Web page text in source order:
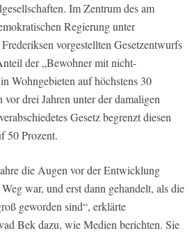
Im Zentrum des am
Regierung unter
vorgestellten Gesetzentwurfs
der „Bewohner mit nicht-
Wohngebieten auf höchstens 30
vor drei Jahren unter der damaligen
Gesetz begrenzt diesen
50 Prozent.
die Augen vor der Entwicklung
war, und erst dann gehandelt, als die
geworden sind“, erklärte
Bek dazu, wie Medien berichten. Sie